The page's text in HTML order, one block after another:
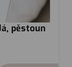
pěstoun